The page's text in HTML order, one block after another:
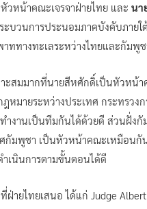
วหน้าคณะเจรจาฝ่ายไทย และ นา
ะบวนการประนอมภาคบังคับภา
ททางทะเลระหว่างไทยและกัมพูช
ะสมมากที่นายสีหศักดิ์เป็นหัวหน้
มายระหว่างประเทศ กระทรวง
งานเป็นทีมกันได้ด้วยดี ส่วนฝั่ง
ศกัมพูชา เป็นหัวหน้าคณะเหมือน
เนินการตามขั้นตอนได้ดี
ายไทยเสนอ ได้แก่ Judge